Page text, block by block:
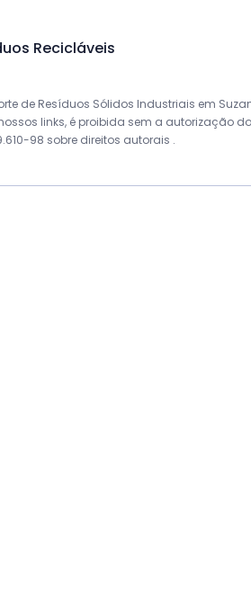
Recicláveis
de Resíduos Sólidos Industriais em
links, é proibida sem a autorização
98 sobre direitos autorais .